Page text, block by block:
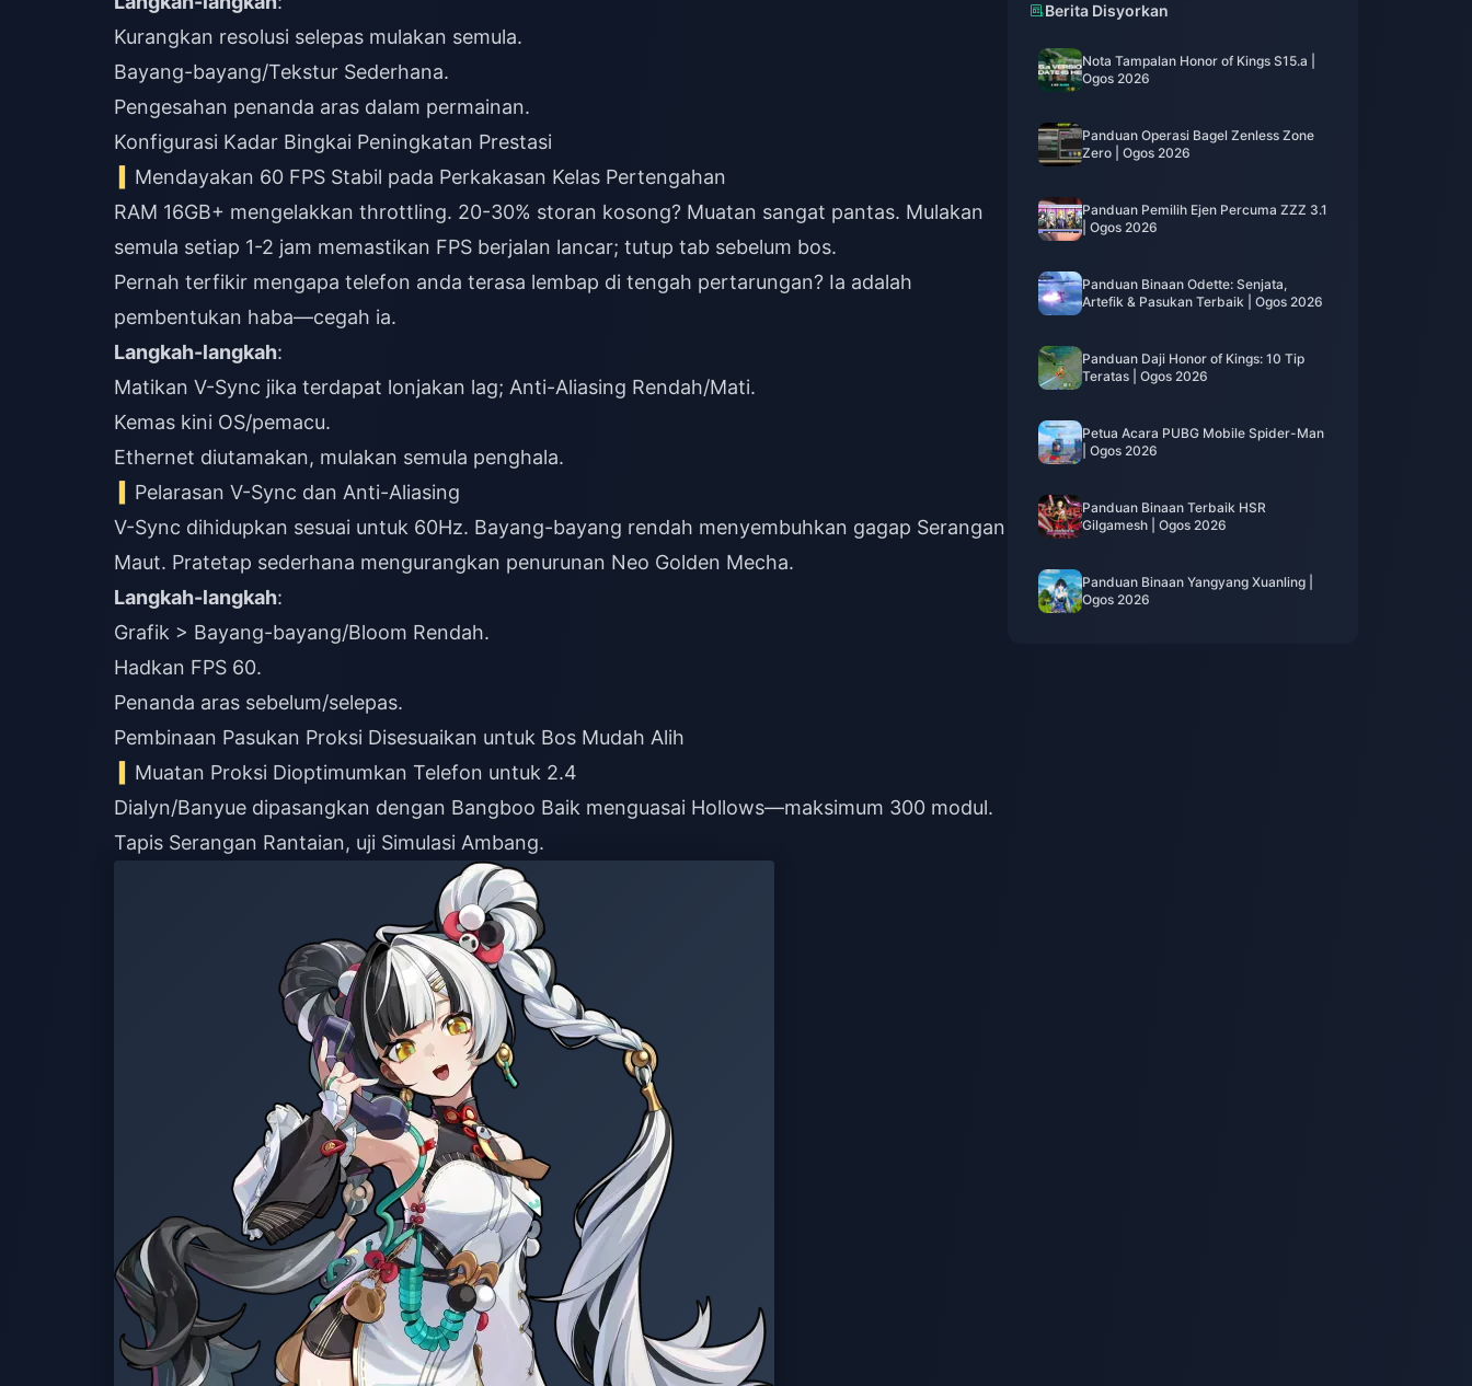
Kurangkan resolusi selepas mulakan semula.
Bayang-bayang/Tekstur Sederhana.
Pengesahan penanda aras dalam permainan.
Konfigurasi Kadar Bingkai Peningkatan Prestasi
Mendayakan 60 FPS Stabil pada Perkakasan Kelas Pertengahan
RAM 16GB+ mengelakkan throttling. 20-30% storan kosong? Muatan sangat pantas. Mulakan
semula setiap 1-2 jam memastikan FPS berjalan lancar; tutup tab sebelum bos.
Pernah terfikir mengapa telefon anda terasa lembap di tengah pertarungan? Ia adalah
pembentukan haba—cegah ia.
Langkah-langkah:
Matikan V-Sync jika terdapat lonjakan lag; Anti-Aliasing Rendah/Mati.
Kemas kini OS/pemacu.
Ethernet diutamakan, mulakan semula penghala.
Pelarasan V-Sync dan Anti-Aliasing
V-Sync dihidupkan sesuai untuk 60Hz. Bayang-bayang rendah menyembuhkan gagap Serangan
Maut. Pratetap sederhana mengurangkan penurunan Neo Golden Mecha.
Langkah-langkah:
Grafik > Bayang-bayang/Bloom Rendah.
Hadkan FPS 60.
Penanda aras sebelum/selepas.
Pembinaan Pasukan Proksi Disesuaikan untuk Bos Mudah Alih
Muatan Proksi Dioptimumkan Telefon untuk 2.4
Dialyn/Banyue dipasangkan dengan Bangboo Baik menguasai Hollows—maksimum 300 modul.
Tapis Serangan Rantaian, uji Simulasi Ambang.
Berita Disyorkan
Nota Tampalan Honor of Kings S15.a |
Ogos 2026
Panduan Operasi Bagel Zenless Zone
Zero | Ogos 2026
Panduan Pemilih Ejen Percuma ZZZ 3.1
| Ogos 2026
Panduan Binaan Odette: Senjata,
Artefik & Pasukan Terbaik | Ogos 2026
Panduan Daji Honor of Kings: 10 Tip
Teratas | Ogos 2026
Petua Acara PUBG Mobile Spider-Man
| Ogos 2026
Panduan Binaan Terbaik HSR
Gilgamesh | Ogos 2026
Panduan Binaan Yangyang Xuanling |
Ogos 2026